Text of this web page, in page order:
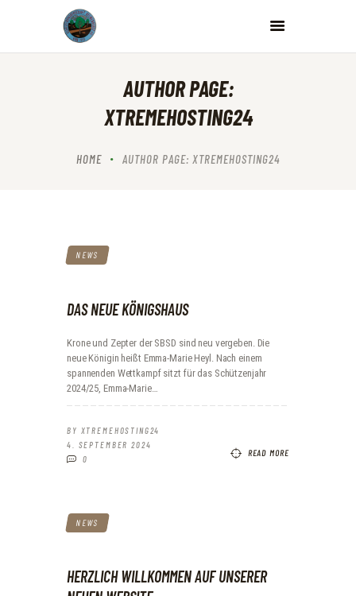
AUTHOR PAGE:
XTREMEHOSTING24
HOME AUTHOR PAGE: XTREMEHOSTING24
SCHÜTZENBRÜDERSCHAFT DELMENHORST VON 1912 E.V.
Homepage der Schützenbrüderschaft Delmenhorst von 1912 e.V.
DER VEREIN
EVENTS
NEWS
DAS NEUE KÖNIGSHAUS
Krone und Zepter der SBSD sind neu vergeben. Die
neue Königin heißt Emma-Marie Heyl. Nach einem
spannenden Wettkampf sitzt für das Schützenjahr
2024/25, Emma-Marie…
BY XTREMEHOSTING24
4. SEPTEMBER 2024
0
READ MORE
NEWS
HERZLICH WILLKOMMEN AUF UNSERER